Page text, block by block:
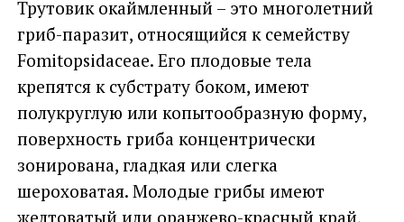
Трутовик окаймленный – это многолетний
гриб-паразит, относящийся к семейству
Fomitopsidaceae. Его плодовые тела
крепятся к субстрату боком, имеют
полукруглую или копытообразную форму,
поверхность гриба концентрически
зонирована, гладкая или слегка
шероховатая. Молодые грибы имеют
желтоватый или оранжево-красный край,